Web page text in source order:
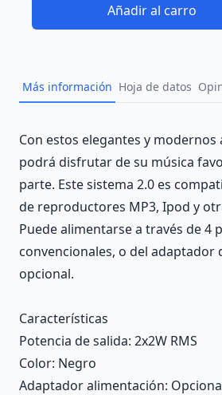
Añadir al carro
Más información Hoja de datos
Description
Con estos elegantes y
podrá disfrutar de su música
parte. Este sistema 2.0 es
de reproductores MP3, Ipod y
Puede alimentarse a través de 4
convencionales, o del adaptador
opcional.
Características
Potencia de salida: 2x2W RMS
Color: Negro
Adaptador alimentación: